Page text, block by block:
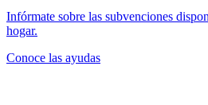
Infórmate sobre las subvenciones
hogar.
Conoce las ayudas